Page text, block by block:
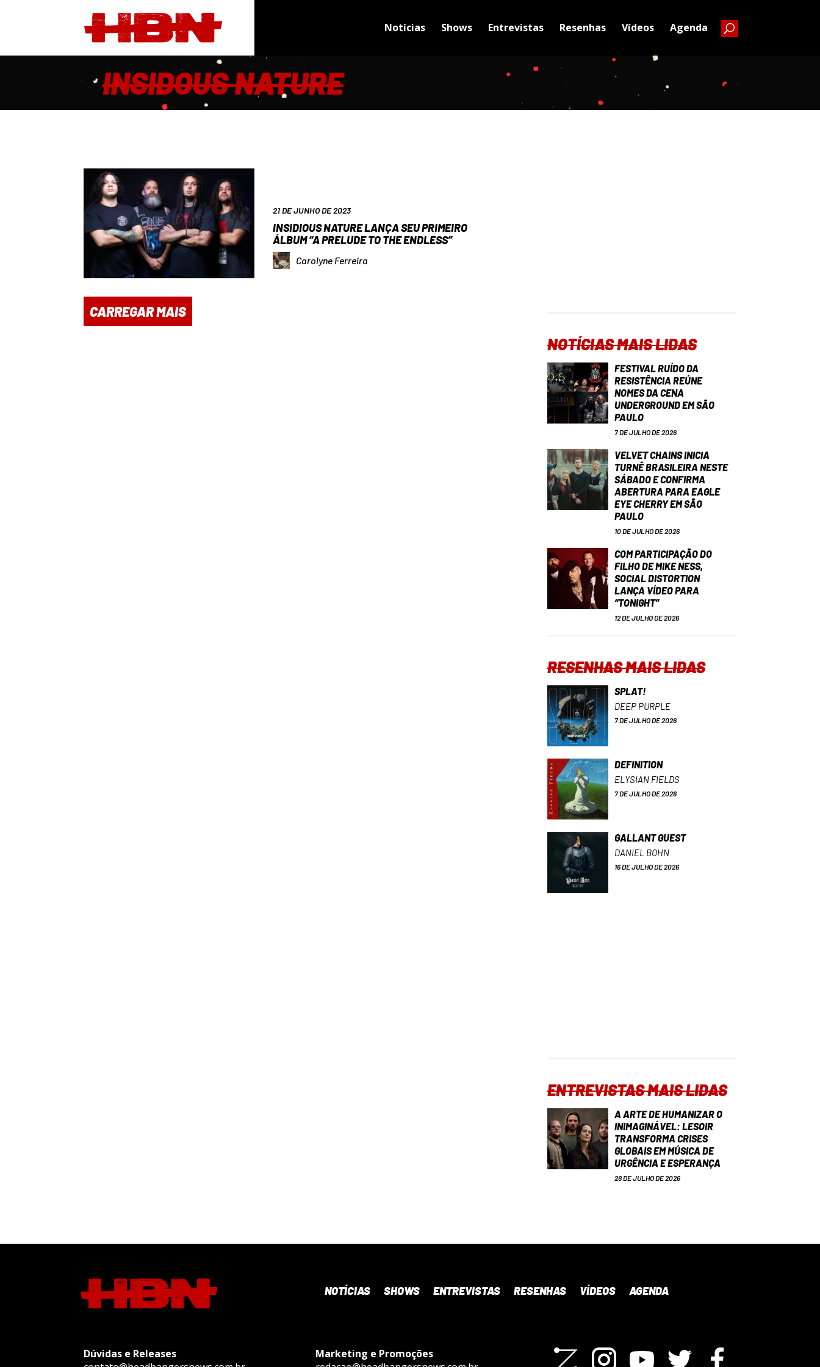
Notícias Shows Entrevistas Resenhas Vídeos Agenda
INSIDOUS NATURE
21 DE JUNHO DE 2023
INSIDIOUS NATURE LANÇA SEU PRIMEIRO
ÁLBUM “A PRELUDE TO THE ENDLESS”
Carolyne Ferreira
CARREGAR MAIS
NOTÍCIAS MAIS LIDAS
FESTIVAL RUÍDO DA
RESISTÊNCIA REÚNE
NOMES DA CENA
UNDERGROUND EM SÃO
PAULO
7 DE JULHO DE 2026
VELVET CHAINS INICIA
TURNÊ BRASILEIRA NESTE
SÁBADO E CONFIRMA
ABERTURA PARA EAGLE
EYE CHERRY EM SÃO
PAULO
10 DE JULHO DE 2026
COM PARTICIPAÇÃO DO
FILHO DE MIKE NESS,
SOCIAL DISTORTION
LANÇA VÍDEO PARA
“TONIGHT”
12 DE JULHO DE 2026
RESENHAS MAIS LIDAS
SPLAT!
DEEP PURPLE
7 DE JULHO DE 2026
DEFINITION
ELYSIAN FIELDS
7 DE JULHO DE 2026
GALLANT GUEST
DANIEL BOHN
16 DE JULHO DE 2026
ENTREVISTAS MAIS LIDAS
A ARTE DE HUMANIZAR O
INIMAGINÁVEL: LESOIR
TRANSFORMA CRISES
GLOBAIS EM MÚSICA DE
URGÊNCIA E ESPERANÇA
28 DE JULHO DE 2026
NOTÍCIAS SHOWS ENTREVISTAS RESENHAS VÍDEOS AGENDA
Dúvidas e Releases
Marketing e Promoções